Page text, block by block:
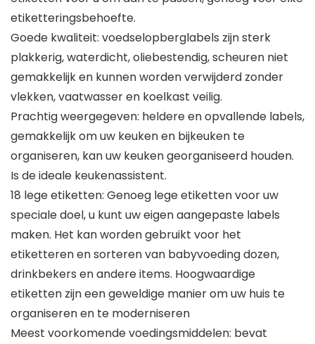
etiketteringsbehoefte.
Goede kwaliteit: voedselopberglabels zijn sterk
plakkerig, waterdicht, oliebestendig, scheuren niet
gemakkelijk en kunnen worden verwijderd zonder
vlekken, vaatwasser en koelkast veilig.
Prachtig weergegeven: heldere en opvallende labels,
gemakkelijk om uw keuken en bijkeuken te
organiseren, kan uw keuken georganiseerd houden.
Is de ideale keukenassistent.
18 lege etiketten: Genoeg lege etiketten voor uw
speciale doel, u kunt uw eigen aangepaste labels
maken. Het kan worden gebruikt voor het
etiketteren en sorteren van babyvoeding dozen,
drinkbekers en andere items. Hoogwaardige
etiketten zijn een geweldige manier om uw huis te
organiseren en te moderniseren
Meest voorkomende voedingsmiddelen: bevat